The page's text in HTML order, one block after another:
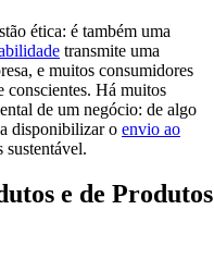
ética: é também uma
transmite uma
e muitos consumidores
conscientes. Há muitos
de um negócio: de algo
disponibilizar o envio ao
sustentável.
e de Produtos